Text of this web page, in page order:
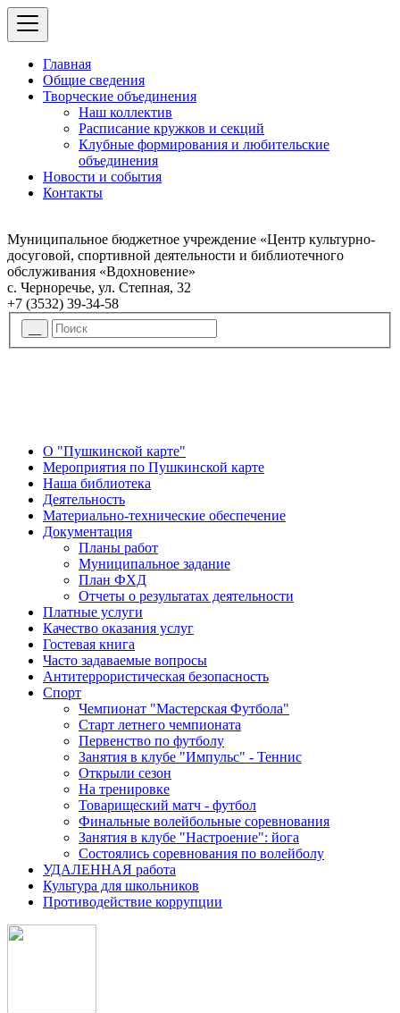
Главная
Общие сведения
Творческие объединения
Наш коллектив
Расписание кружков и секций
Клубные формирования и любительские
объединения
Новости и события
Контакты
Муниципальное бюджетное учреждение «Центр культурно-
досуговой, спортивной деятельности и библиотечного
обслуживания «Вдохновение»
с. Черноречье, ул. Степная, 32
+7 (3532) 39-34-58
О "Пушкинской карте"
Мероприятия по Пушкинской карте
Наша библиотека
Деятельность
Материально-технические обеспечение
Документация
Планы работ
Муниципальное задание
План ФХД
Отчеты о результатах деятельности
Платные услуги
Качество оказания услуг
Гостевая книга
Часто задаваемые вопросы
Антитеррористическая безопасность
Спорт
Чемпионат "Мастерская Футбола"
Старт летнего чемпионата
Первенство по футболу
Занятия в клубе "Импульс" - Теннис
Открыли сезон
На тренировке
Товарищеский матч - футбол
Финальные волейбольные соревнования
Занятия в клубе "Настроение": йога
Состоялись соревнования по волейболу
УДАЛЕННАЯ работа
Культура для школьников
Противодействие коррупции